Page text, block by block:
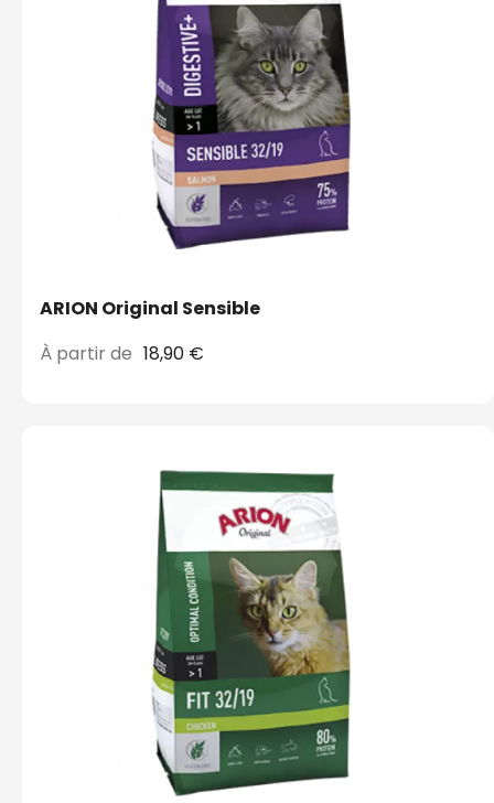
ARION Original Sensible
À partir de 18,90 €